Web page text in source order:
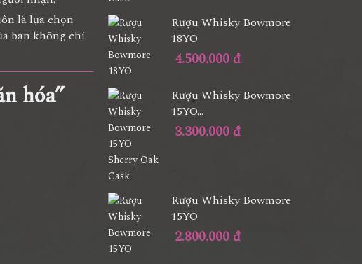
là lựa chọn
bạn không chỉ
hóa”
Rượu Whisky Bowmore
18YO
4.500.000 đ
Rượu Whisky Bowmore
15YO...
3.300.000 đ
Rượu Whisky Bowmore
15YO
2.800.000 đ